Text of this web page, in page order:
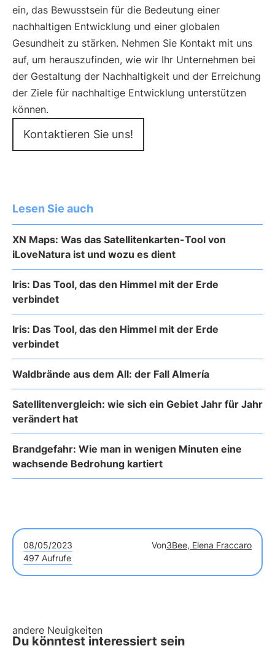
ein, das Bewusstsein für die Bedeutung einer
nachhaltigen Entwicklung und einer globalen
Gesundheit zu stärken. Nehmen Sie Kontakt mit uns
auf, um herauszufinden, wie wir Ihr Unternehmen bei
der Gestaltung der Nachhaltigkeit und der Erreichung
der Ziele für nachhaltige Entwicklung unterstützen
können.
Kontaktieren Sie uns!
Lesen Sie auch
XN Maps: Was das Satellitenkarten-Tool von
iLoveNatura ist und wozu es dient
Iris: Das Tool, das den Himmel mit der Erde
verbindet
Iris: Das Tool, das den Himmel mit der Erde
verbindet
Waldbrände aus dem All: der Fall Almería
Satellitenvergleich: wie sich ein Gebiet Jahr für Jahr
verändert hat
Brandgefahr: Wie man in wenigen Minuten eine
wachsende Bedrohung kartiert
08/05/2023 Von3Bee, Elena Fraccaro
497 Aufrufe
andere Neuigkeiten
Du könntest interessiert sein